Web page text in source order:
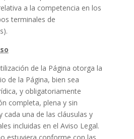
a la competencia en los
terminales de
de la Página otorga la
de la Página, bien sea
y obligatoriamente
completa, plena y sin
cada una de las cláusulas y
incluidas en el Aviso Legal.